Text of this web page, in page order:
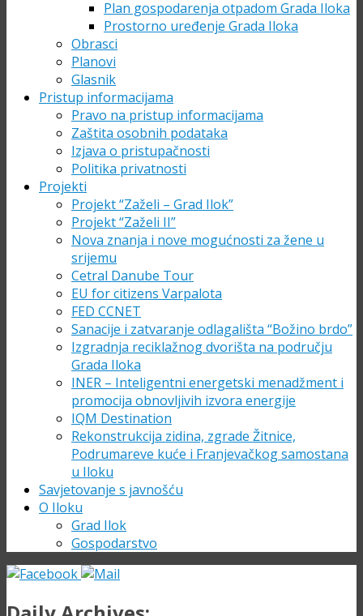
Plan gospodarenja otpadom Grada Iloka
Prostorno uređenje Grada Iloka
Obrasci
Planovi
Glasnik
Pristup informacijama
Pravo na pristup informacijama
Zaštita osobnih podataka
Izjava o pristupačnosti
Politika privatnosti
Projekti
Projekt “Zaželi – Grad Ilok”
Projekt “Zaželi II”
Nova znanja i nove mogućnosti za žene u
srijemu
Cetral Danube Tour
EU for citizens Varpalota
FED CCNET
Sanacije i zatvaranje odlagališta “Božino brdo”
Izgradnja reciklažnog dvorišta na području
Grada Iloka
INER – Inteligentni energetski menadžment i
promocija obnovljivih izvora energije
IQM Destination
Rekonstrukcija zidina, zgrade Žitnice,
Podrumareve kuće i Franjevačkog samostana
u Iloku
Savjetovanje s javnošću
O Iloku
Grad Ilok
Gospodarstvo